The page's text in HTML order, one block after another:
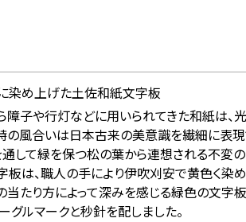
染め上げた土佐和紙文字板
障子や行灯などに用いられてきた和紙は、
の風合いは日本古来の美意識を繊細に表現
て緑を保つ松の葉から連想される不変の
板は、職人の手により伊吹刈安で黄色く染
当たり方によって深みを感じる緑色の文字
ルマークと秒針を配しました。